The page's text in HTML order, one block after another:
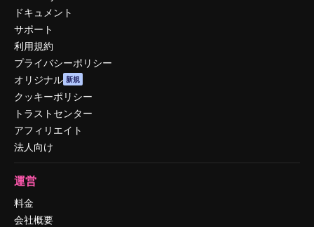
ドキュメント
サポート
利用規約
プライバシーポリシー
オリジナル 新規
クッキーポリシー
トラストセンター
アフィリエイト
法人向け
運営
料金
会社概要